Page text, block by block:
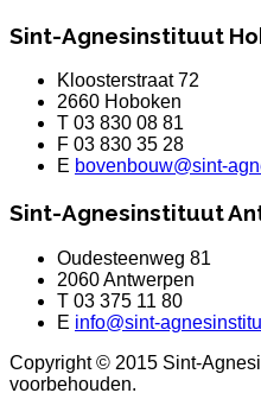
Sint-Agnesinstituut
Kloosterstraat 72
2660 Hoboken
T 03 830 08 81
F 03 830 35 28
E bovenbouw@sint-
Sint-Agnesinstituut
Oudesteenweg 81
2060 Antwerpen
T 03 375 11 80
E info@sint-
Copyright © 2015 Sint-
voorbehouden.